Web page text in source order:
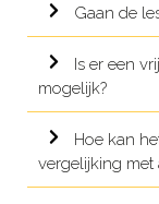
Gaan de
Is er een
mogelijk?
Hoe kan
vergelijking met